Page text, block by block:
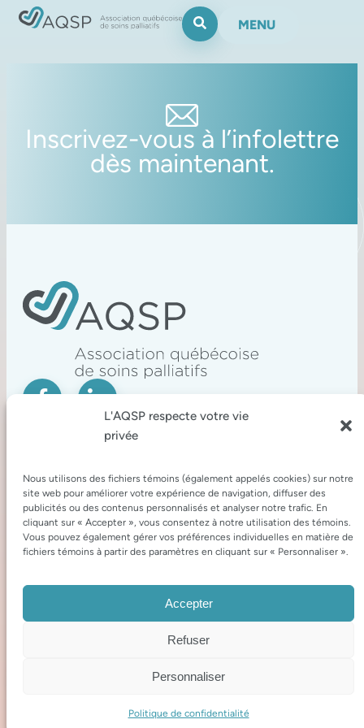
L'AQSP respecte votre vie
privée
Nous utilisons des fichiers témoins (également appelés cookies) sur notre
site web pour améliorer votre expérience de navigation, diffuser des
publicités ou des contenus personnalisés et analyser notre trafic. En
cliquant sur « Accepter », vous consentez à notre utilisation des témoins.
Vous pouvez également gérer vos préférences individuelles en matière de
fichiers témoins à partir des paramètres en cliquant sur « Personnaliser ».
Accepter
Refuser
Personnaliser
Politique de confidentialité
MENU
Inscrivez-vous à l’infolettre
dès maintenant.
Nous joindre
1130, rue de Montbrun, Boucherville (Québec)
J4B 8W6
Lundi au jeudi : 8 h 30 à 16 h 30
ÉCRIVEZ-NOUS